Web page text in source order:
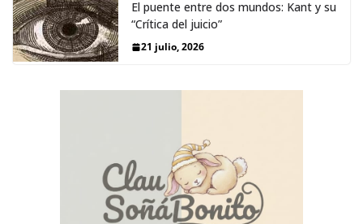
El puente entre dos mundos: Kant y su
“Crítica del juicio”
21 julio, 2026